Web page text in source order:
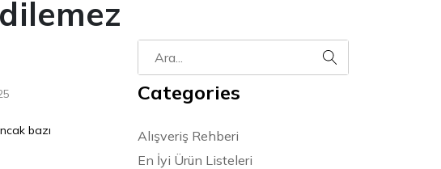
bazı
Categories
Alışveriş Rehberi
En İyi Ürün Listeleri